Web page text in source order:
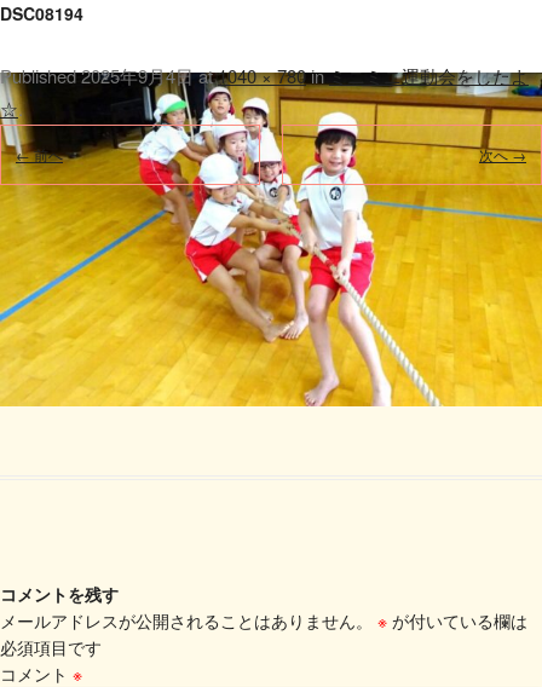
DSC08194
Published2025年9月4日at1040 × 780inミニミニ運動会をしたよ
☆.
← 前へ 次へ →
コメントを残す
メールアドレスが公開されることはありません。
※ が付いている欄は
必須項目です
コメント ※